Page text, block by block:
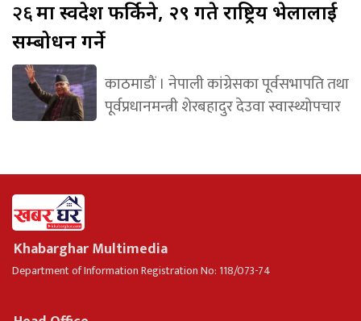
२६मा स्वदेश फर्किने, २९ गते राष्ट्रिय भेलालाई
सम्बोधन गर्ने
काठमाडौं । नेपाली कांग्रेसका पूर्वसभापति तथा
पूर्वप्रधानमन्त्री शेरबहादुर देउवा स्वास्थ्योपचार
Khabarghar Multimedia
Department of Information Registration No: 118/073-74